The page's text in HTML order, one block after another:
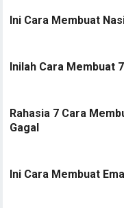
Ini Cara Membuat
Inilah Cara Membuat
Rahasia 7 Cara
Gagal
Ini Cara Membuat